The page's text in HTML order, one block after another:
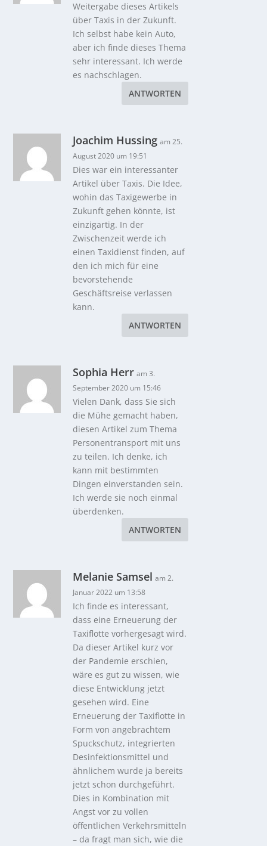
Weitergabe dieses Artikels
über Taxis in der Zukunft.
Ich selbst habe kein Auto,
aber ich finde dieses Thema
sehr interessant. Ich werde
es nachschlagen.
ANTWORTEN
Joachim Hussing am 25.
August 2020 um 19:51
Dies war ein interessanter
Artikel über Taxis. Die Idee,
wohin das Taxigewerbe in
Zukunft gehen könnte, ist
einzigartig. In der
Zwischenzeit werde ich
einen Taxidienst finden, auf
den ich mich für eine
bevorstehende
Geschäftsreise verlassen
kann.
ANTWORTEN
Sophia Herr am 3.
September 2020 um 15:46
Vielen Dank, dass Sie sich
die Mühe gemacht haben,
diesen Artikel zum Thema
Personentransport mit uns
zu teilen. Ich denke, ich
kann mit bestimmten
Dingen einverstanden sein.
Ich werde sie noch einmal
überdenken.
ANTWORTEN
Melanie Samsel am 2.
Januar 2022 um 13:58
Ich finde es interessant,
dass eine Erneuerung der
Taxiflotte vorhergesagt wird.
Da dieser Artikel kurz vor
der Pandemie erschien,
wäre es gut zu wissen, wie
diese Entwicklung jetzt
gesehen wird. Eine
Erneuerung der Taxiflotte in
Form von angebrachtem
Spuckschutz, integrierten
Desinfektionsmittel und
ähnlichem wurde ja bereits
jetzt schon durchgeführt.
Dies in Kombination mit
Angst vor zu vollen
öffentlichen Verkehrsmitteln
– da fragt man sich, wie die